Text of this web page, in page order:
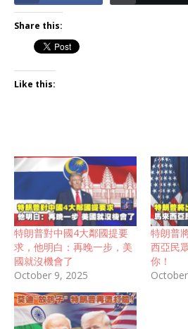
Share this:
Like this:
特朗普對中國4大鄰國提要
求，他明白：再晚一步，美
國就沒機會了
October 9, 2025
特朗普
西亞民
你！